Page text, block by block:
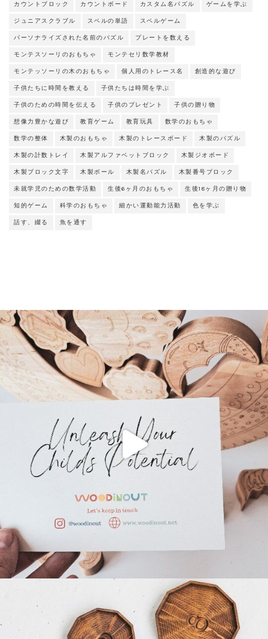
カウントブロック カウントボード カスタム名パズル ゲームを学ぶ
ジュニアスクラブル スペルの単語 スペルゲーム
パーソナライズされた名前のパズル プレートを数える
モンテスソーリのおもちゃ モンテセリ数学教材
モンテッソーリの木のおもちゃ 個人用のトレース名 創造的な遊び
子供たちに時間を教える 子供たちは時間を学ぶ
子供のための時間を伝える 子供のプレゼント 子供の贈り物
想像力豊かな遊び 教育ゲーム 教育玩具 数学のおもちゃ
数学の整体 木製のおもちゃ 木製のトレースボード 木製のパズル
木製の計数トレイ 木製アルファベットブロック 木製ジオボード
木製ブロック文字 木製ボール 木製名パズル 木製番号ブロック
未就学児のための数学活動 生後6ヶ月のおもちゃ 生後18ヶ月の贈り物
知的ゲーム 科学のおもちゃ 細かい運動能力活動 色を学ぶ
話す、綴る 魚を通す